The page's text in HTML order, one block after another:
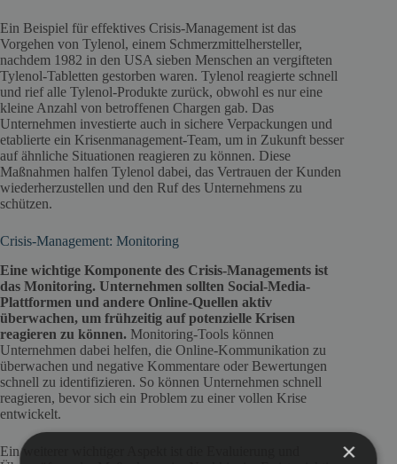
Ein Beispiel für effektives Crisis-Management ist das
Vorgehen von Tylenol, einem Schmerzmittelhersteller,
nachdem 1982 in den USA sieben Menschen an vergifteten
Tylenol-Tabletten gestorben waren. Tylenol reagierte schnell
und rief alle Tylenol-Produkte zurück, obwohl es nur eine
kleine Anzahl von betroffenen Chargen gab. Das
Unternehmen investierte auch in sichere Verpackungen und
etablierte ein Krisenmanagement-Team, um in Zukunft besser
auf ähnliche Situationen reagieren zu können. Diese
Maßnahmen halfen Tylenol dabei, das Vertrauen der Kunden
wiederherzustellen und den Ruf des Unternehmens zu
schützen.
Crisis-Management: Monitoring
Eine wichtige Komponente des Crisis-Managements ist
das Monitoring. Unternehmen sollten Social-Media-
Plattformen und andere Online-Quellen aktiv
überwachen, um frühzeitig auf potenzielle Krisen
reagieren zu können. Monitoring-Tools können
Unternehmen dabei helfen, die Online-Kommunikation zu
überwachen und negative Kommentare oder Bewertungen
schnell zu identifizieren. So können Unternehmen schnell
reagieren, bevor sich ein Problem zu einer vollen Krise
entwickelt.
Ein weiterer wichtiger Aspekt ist die Evaluierung und
×